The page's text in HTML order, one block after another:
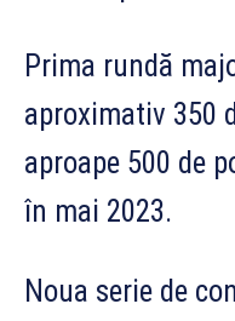
Prima rundă
aproximativ 350
aproape 500 de
în mai 2023.
Noua serie de